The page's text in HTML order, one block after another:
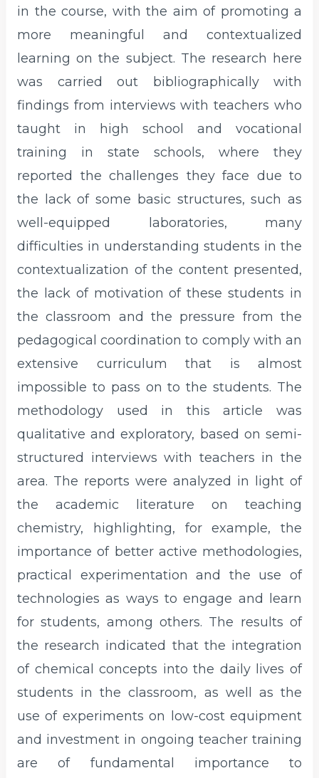
in the course, with the aim of promoting a
more meaningful and contextualized
learning on the subject. The research here
was carried out bibliographically with
findings from interviews with teachers who
taught in high school and vocational
training in state schools, where they
reported the challenges they face due to
the lack of some basic structures, such as
well-equipped laboratories, many
difficulties in understanding students in the
contextualization of the content presented,
the lack of motivation of these students in
the classroom and the pressure from the
pedagogical coordination to comply with an
extensive curriculum that is almost
impossible to pass on to the students. The
methodology used in this article was
qualitative and exploratory, based on semi-
structured interviews with teachers in the
area. The reports were analyzed in light of
the academic literature on teaching
chemistry, highlighting, for example, the
importance of better active methodologies,
practical experimentation and the use of
technologies as ways to engage and learn
for students, among others. The results of
the research indicated that the integration
of chemical concepts into the daily lives of
students in the classroom, as well as the
use of experiments on low-cost equipment
and investment in ongoing teacher training
are of fundamental importance to